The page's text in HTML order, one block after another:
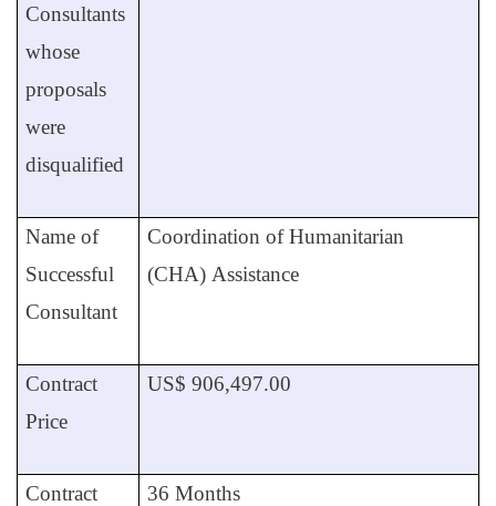
Consultants
whose
proposals
were
disqualified
Coordination of Humanitarian
Assistance
(CHA)
Name of
Successful
Consultant
US$ 906,497.00
Contract
Price
36 Months
Contract